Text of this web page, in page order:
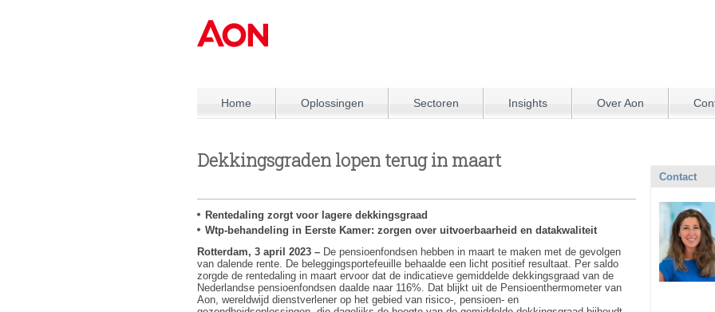
Home Oplossingen Sectoren Insights Over Aon
Dekkingsgraden lopen terug in maart
Rentedaling zorgt voor lagere dekkingsgraad
Wtp-behandeling in Eerste Kamer: zorgen over uitvoerbaarheid en datakwaliteit
Rotterdam, 3 april 2023 – De pensioenfondsen hebben in maart te maken met de gevolgen
van dalende rente. De beleggingsportefeuille behaalde een licht positief resultaat. Per saldo
zorgde de rentedaling in maart ervoor dat de indicatieve gemiddelde dekkingsgraad van de
Nederlandse pensioenfondsen daalde naar 116%. Dat blijkt uit de Pensioenthermometer van
Aon, wereldwijd dienstverlener op het gebied van risico-, pensioen- en
Contact